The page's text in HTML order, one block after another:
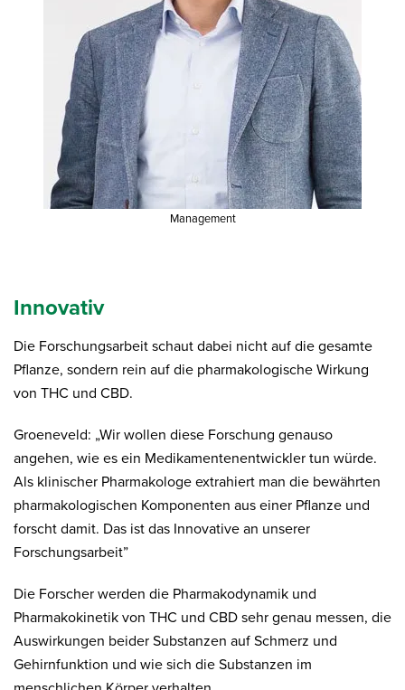
Management
Innovativ
Die Forschungsarbeit schaut dabei nicht auf die gesamte
Pflanze, sondern rein auf die pharmakologische Wirkung
von THC und CBD.
Groeneveld: „Wir wollen diese Forschung genauso
angehen, wie es ein Medikamentenentwickler tun würde.
Als klinischer Pharmakologe extrahiert man die bewährten
pharmakologischen Komponenten aus einer Pflanze und
forscht damit. Das ist das Innovative an unserer
Forschungsarbeit”
Die Forscher werden die Pharmakodynamik und
Pharmakokinetik von THC und CBD sehr genau messen, die
Auswirkungen beider Substanzen auf Schmerz und
Gehirnfunktion und wie sich die Substanzen im